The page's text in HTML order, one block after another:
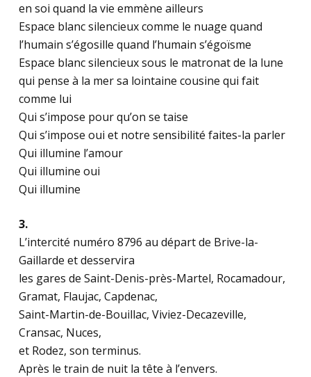
en soi quand la vie emmène ailleurs
Espace blanc silencieux comme le nuage quand
l’humain s’égosille quand l’humain s’égoïsme
Espace blanc silencieux sous le matronat de la lune
qui pense à la mer sa lointaine cousine qui fait
comme lui
Qui s’impose pour qu’on se taise
Qui s’impose oui et notre sensibilité faites-la parler
Qui illumine l’amour
Qui illumine oui
Qui illumine
3.
L’intercité numéro 8796 au départ de Brive-la-
Gaillarde et desservira
les gares de Saint-Denis-près-Martel, Rocamadour,
Gramat, Flaujac, Capdenac,
Saint-Martin-de-Bouillac, Viviez-Decazeville,
Cransac, Nuces,
et Rodez, son terminus.
Après le train de nuit la tête à l’envers.